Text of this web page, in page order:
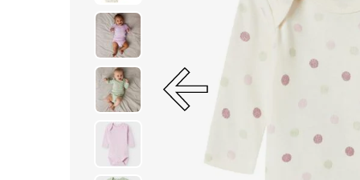
Одежда
Очки солнцезащитные
Пеленки
Пижамы и халаты
Платья и юбки
Термобелье
Полотенца и накидки
Регланы, поло и рубашки